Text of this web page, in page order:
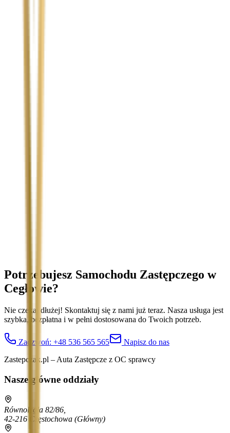
Potrzebujesz Samochodu Zastępczego w
Cegłowie?
Nie czekaj dłużej! Skontaktuj się z nami już teraz. Nasza usługa jest
szybka, bezpłatna i w pełni dostosowana do Twoich potrzeb.
Zadzwoń: +48 536 565 565
Napisz do nas
Zastepczak.pl – Auta Zastępcze z OC sprawcy
Nasze główne oddziały
Równoległa 82/86,
42-216 Częstochowa (Główny)